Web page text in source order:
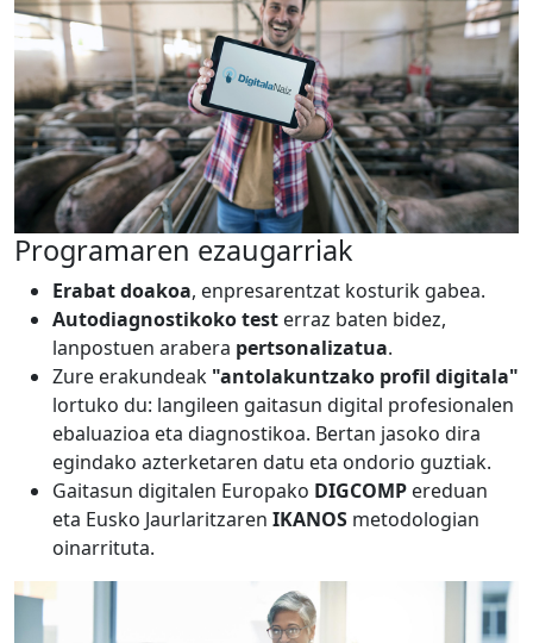
Programaren ezaugarriak
Erabat doakoa, enpresarentzat kosturik gabea.
Autodiagnostikoko test erraz baten bidez,
lanpostuen arabera pertsonalizatua.
Zure erakundeak "antolakuntzako profil digitala"
lortuko du: langileen gaitasun digital profesionalen
ebaluazioa eta diagnostikoa. Bertan jasoko dira
egindako azterketaren datu eta ondorio guztiak.
Gaitasun digitalen Europako DIGCOMP ereduan
eta Eusko Jaurlaritzaren IKANOS metodologian
oinarrituta.